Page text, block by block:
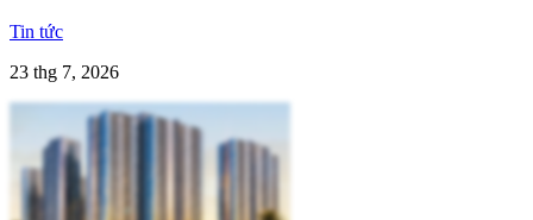
Tin tức
23 thg 7, 2026